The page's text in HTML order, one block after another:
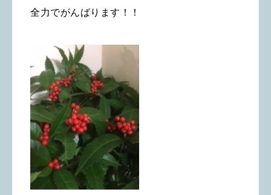
全力でがんばります！！